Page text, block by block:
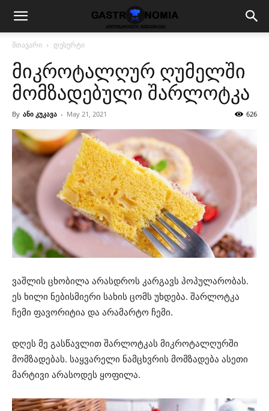
მთავარი დესერტი
მიკროტალღურ ღუმელში
მომზადებული შარლოტკა
By ანი კუკავა - May 21, 2021 626
ვაშლის ცხობილა არასდროს კარგავს პოპულარობას.
ეს ხილი ნებისმიერი სახის ცომს უხდება. შარლოტკა
ჩემი ფავორიტია და არამარტო ჩემი.
დღეს მე გასწავლით შარლოტკას მიკროტალღურში
მომზადებას. საყვარელი ნამცხვრის მომზადება ასეთი
მარტივი არასოდეს ყოფილა.